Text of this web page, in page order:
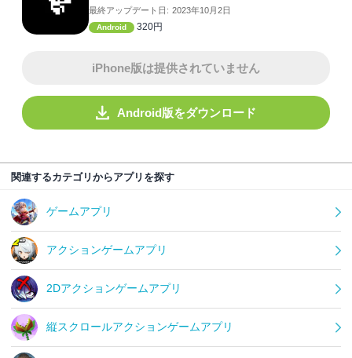
最終アップデート日: 2023年10月2日
Android 320円
iPhone版は提供されていません
Android版をダウンロード
関連するカテゴリからアプリを探す
ゲームアプリ
アクションゲームアプリ
2Dアクションゲームアプリ
縦スクロールアクションゲームアプリ